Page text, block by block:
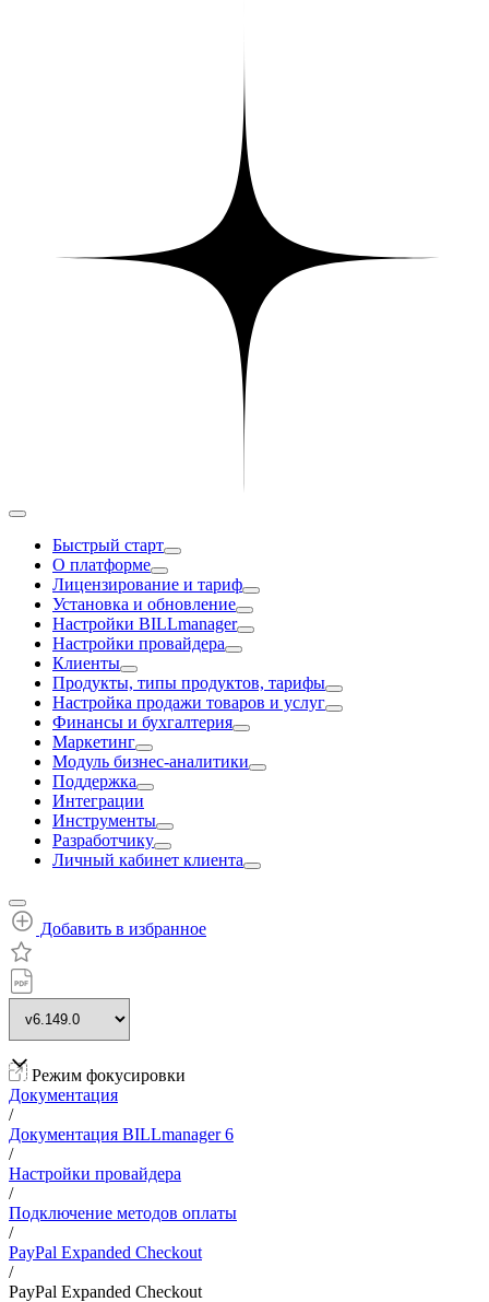
Быстрый старт
О платформе
Лицензирование и тариф
Установка и обновление
Настройки BILLmanager
Настройки провайдера
Клиенты
Продукты, типы продуктов, тарифы
Настройка продажи товаров и услуг
Финансы и бухгалтерия
Маркетинг
Модуль бизнес-аналитики
Поддержка
Интеграции
Инструменты
Разработчику
Личный кабинет клиента
Добавить в избранное
Режим фокусировки
Документация
/
Документация BILLmanager 6
/
Настройки провайдера
/
Подключение методов оплаты
/
PayPal Expanded Checkout
/
PayPal Expanded Checkout